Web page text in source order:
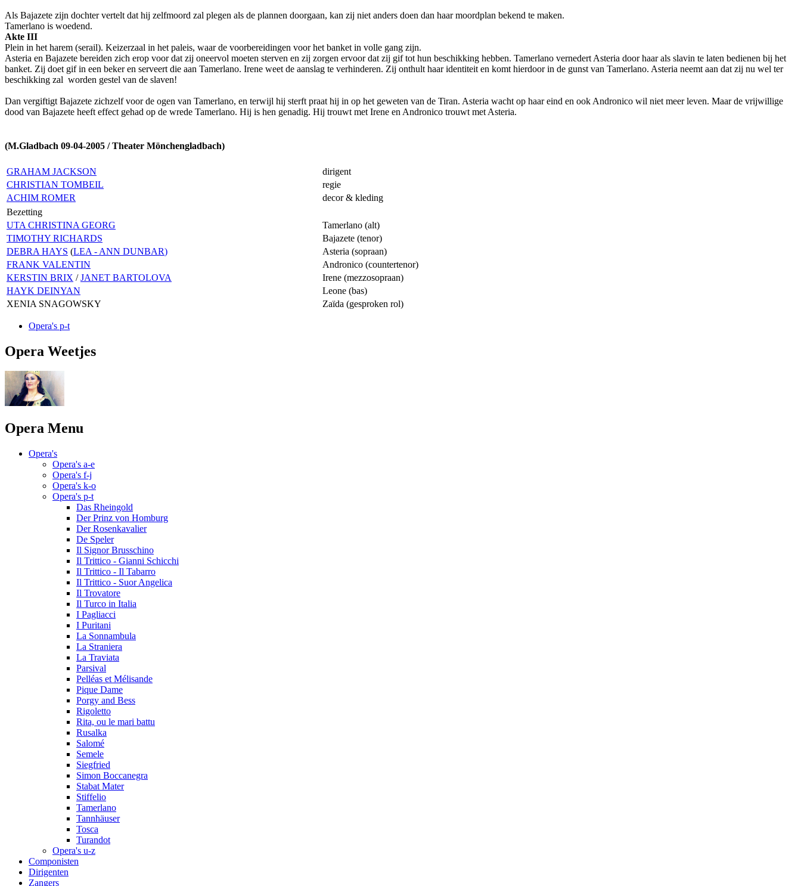
Als Bajazete zijn dochter vertelt dat hij zelfmoord zal plegen als de plannen doorgaan, kan zij niet anders doen dan haar moordplan bekend te maken.
Tamerlano is woedend.
Akte III
Plein in het harem (serail). Keizerzaal in het paleis, waar de voorbereidingen voor het banket in volle gang zijn.
Asteria en Bajazete bereiden zich erop voor dat zij oneervol moeten sterven en zij zorgen ervoor dat zij gif tot hun beschikking hebben. Tamerlano vernedert Asteria door haar als slavin te laten bedienen bij het
banket. Zij doet gif in een beker en serveert die aan Tamerlano. Irene weet de aanslag te verhinderen. Zij onthult haar identiteit en komt hierdoor in de gunst van Tamerlano. Asteria neemt aan dat zij nu wel ter
beschikking zal worden gestel van de slaven!
Dan vergiftigt Bajazete zichzelf voor de ogen van Tamerlano, en terwijl hij sterft praat hij in op het geweten van de Tiran. Asteria wacht op haar eind en ook Andronico wil niet meer leven. Maar de vrijwillige
dood van Bajazete heeft effect gehad op de wrede Tamerlano. Hij is hen genadig. Hij trouwt met Irene en Andronico trouwt met Asteria.
(M.Gladbach 09-04-2005 / Theater Mönchengladbach)
GRAHAM JACKSON
dirigent
CHRISTIAN TOMBEIL
regie
ACHIM ROMER
decor & kleding
Bezetting
UTA CHRISTINA GEORG
Tamerlano (alt)
TIMOTHY RICHARDS
Bajazete (tenor)
DEBRA HAYS (LEA - ANN DUNBAR)
Asteria (sopraan)
FRANK VALENTIN
Andronico (countertenor)
KERSTIN BRIX /JANET BARTOLOVA
Irene (mezzosopraan)
HAYK DEINYAN
Leone (bas)
XENIA SNAGOWSKY
Zaïda (gesproken rol)
Opera's p-t
Opera Weetjes
Opera Menu
Opera's
Opera's a-e
Opera's f-j
Opera's k-o
Opera's p-t
Das Rheingold
Der Prinz von Homburg
Der Rosenkavalier
De Speler
Il Signor Brusschino
Il Trittico - Gianni Schicchi
Il Trittico - Il Tabarro
Il Trittico - Suor Angelica
Il Trovatore
Il Turco in Italia
I Pagliacci
I Puritani
La Sonnambula
La Straniera
La Traviata
Parsival
Pelléas et Mélisande
Pique Dame
Porgy and Bess
Rigoletto
Rita, ou le mari battu
Rusalka
Salomé
Semele
Siegfried
Simon Boccanegra
Stabat Mater
Stiffelio
Tamerlano
Tannhäuser
Tosca
Turandot
Opera's u-z
Componisten
Dirigenten
Zangers